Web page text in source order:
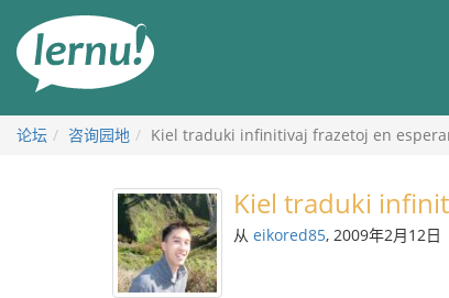
论坛 咨询园地 Kiel traduki infinitivaj frazetoj en
Kiel traduki
从 eikored85, 2009年2月12日